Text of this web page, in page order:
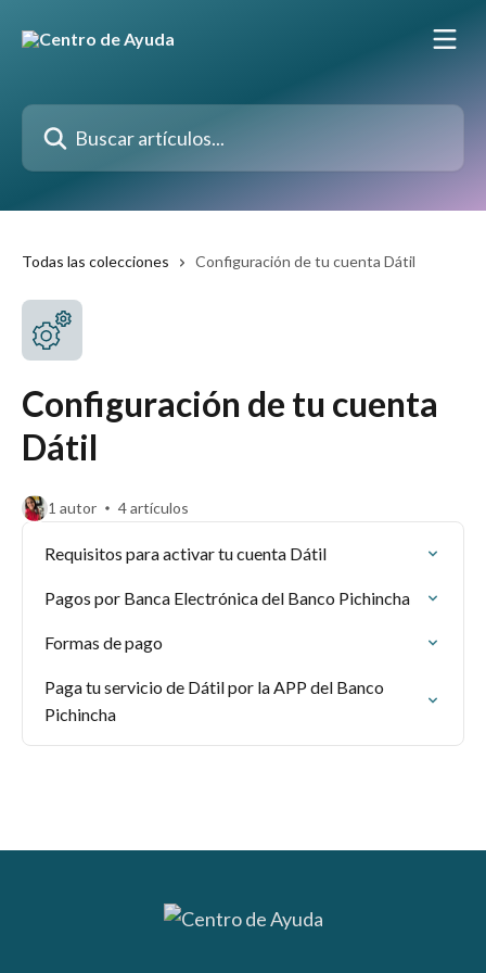
Buscar artículos...
Todas las colecciones Configuración de tu cuenta Dátil
Configuración de tu cuenta
Dátil
1 autor 4 artículos
Requisitos para activar tu cuenta Dátil
Pagos por Banca Electrónica del Banco Pichincha
Formas de pago
Paga tu servicio de Dátil por la APP del Banco
Pichincha